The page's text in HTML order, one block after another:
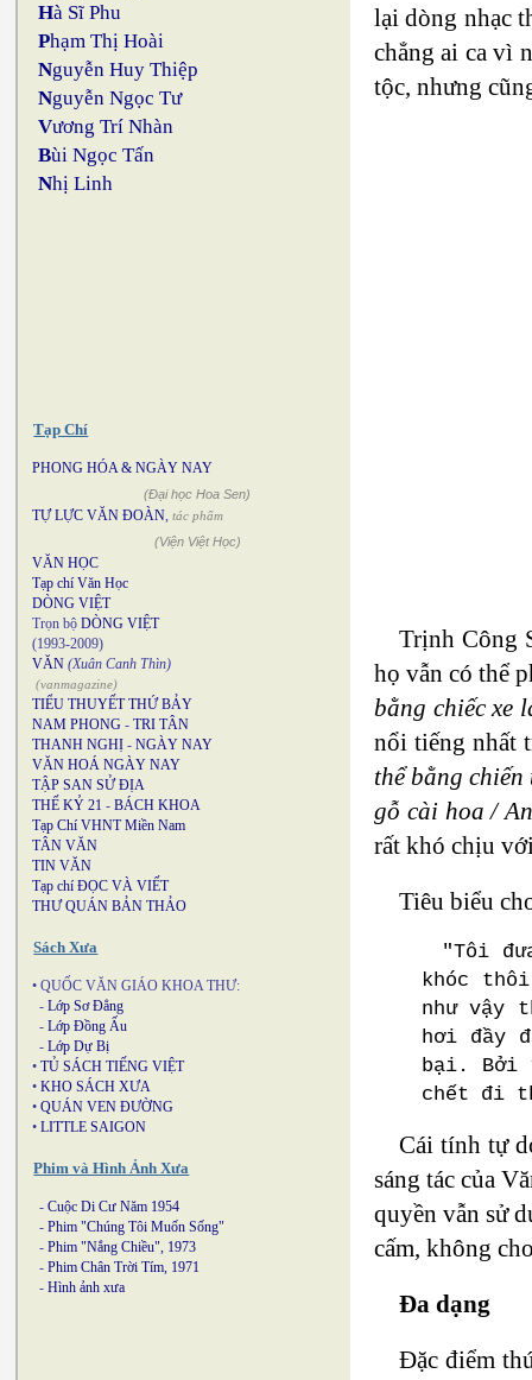
Hà Sĩ Phu
Phạm Thị Hoài
Nguyễn Huy Thiệp
Nguyễn Ngọc Tư
Vương Trí Nhàn
Bùi Ngọc Tấn
Nhị Linh
Tạp Chí
PHONG HÓA & NGÀY NAY
(Đại học Hoa Sen)
TỰ LỰC VĂN ĐOÀN, tác phẩm
(Viện Việt Học)
VĂN HỌC
Tạp chí Văn Học
DÒNG VIỆT
Trọn bộ DÒNG VIỆT
(1993-2009)
VĂN (Xuân Canh Thìn)
(vanmagazine)
TIỂU THUYẾT THỨ BẢY
NAM PHONG - TRI TÂN
THANH NGHỊ - NGÀY NAY
VĂN HOÁ NGÀY NAY
TẬP SAN SỬ ĐỊA
THẾ KỶ 21 - BÁCH KHOA
Tạp Chí VHNT Miền Nam
TÂN VĂN
TIN VĂN
Tạp chí ĐỌC VÀ VIẾT
THƯ QUÁN BẢN THẢO
Sách Xưa
• QUỐC VĂN GIÁO KHOA THƯ:
- Lớp Sơ Đẳng
- Lớp Đồng Ấu
- Lớp Dự Bị
• TỦ SÁCH TIẾNG VIỆT
• KHO SÁCH XƯA
• QUÁN VEN ĐƯỜNG
• LITTLE SAIGON
Phim và Hình Ảnh Xưa
- Cuộc Di Cư Năm 1954
- Phim "Chúng Tôi Muốn Sống"
- Phim "Nắng Chiều", 1973
- Phim Chân Trời Tím, 1971
- Hình ảnh xưa
lại dòng nhạc
chẳng ai ca vì
tộc, nhưng
Trịnh Công
họ vẫn có thể
bằng chiếc xe
nổi tiếng nhất
thể bằng
gỗ cài hoa /
rất khó chịu
Tiêu biểu
"Tôi
khóc
như vậy
hơi đầy
bại. Bởi
chết đi
Cái tính tự
sáng tác của
quyền vẫn sử
cấm, không
Đa dạng
Đặc điểm